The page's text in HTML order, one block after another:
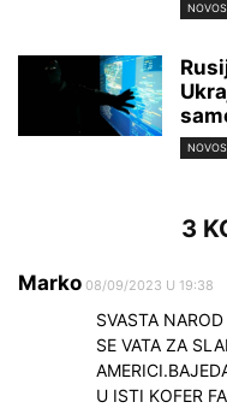
3
Marko 08/09/2023 U 19:38
SVASTA
SE VATA ZA
U ISTI KOFER